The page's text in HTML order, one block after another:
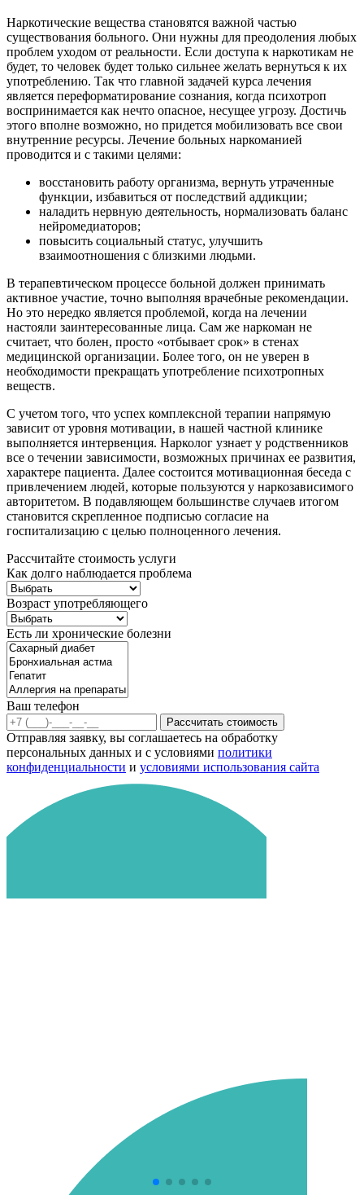
Наркотические вещества становятся важной частью
существования больного. Они нужны для преодоления любых
проблем уходом от реальности. Если доступа к наркотикам не
будет, то человек будет только сильнее желать вернуться к их
употреблению. Так что главной задачей курса лечения
является переформатирование сознания, когда психотроп
воспринимается как нечто опасное, несущее угрозу. Достичь
этого вполне возможно, но придется мобилизовать все свои
внутренние ресурсы. Лечение больных наркоманией
проводится и с такими целями:
восстановить работу организма, вернуть утраченные
функции, избавиться от последствий аддикции;
наладить нервную деятельность, нормализовать баланс
нейромедиаторов;
повысить социальный статус, улучшить
взаимоотношения с близкими людьми.
В терапевтическом процессе больной должен принимать
активное участие, точно выполняя врачебные рекомендации.
Но это нередко является проблемой, когда на лечении
настояли заинтересованные лица. Сам же наркоман не
считает, что болен, просто «отбывает срок» в стенах
медицинской организации. Более того, он не уверен в
необходимости прекращать употребление психотропных
веществ.
С учетом того, что успех комплексной терапии напрямую
зависит от уровня мотивации, в нашей частной клинике
выполняется интервенция. Нарколог узнает у родственников
все о течении зависимости, возможных причинах ее развития,
характере пациента. Далее состоится мотивационная беседа с
привлечением людей, которые пользуются у наркозависимого
авторитетом. В подавляющем большинстве случаев итогом
становится скрепленное подписью согласие на
госпитализацию с целью полноценного лечения.
Рассчитайте стоимость услуги
Как долго наблюдается проблема
Возраст употребляющего
Есть ли хронические болезни
Ваш телефон
Рассчитать стоимость
Отправляя заявку, вы соглашаетесь на обработку
персональных данных и с условиями политики
конфиденциальности и условиями использования сайта